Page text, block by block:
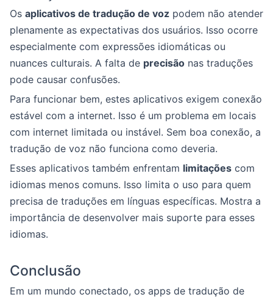
Os aplicativos de tradução de voz podem não atender
plenamente as expectativas dos usuários. Isso ocorre
especialmente com expressões idiomáticas ou
nuances culturais. A falta de precisão nas traduções
pode causar confusões.
Para funcionar bem, estes aplicativos exigem conexão
estável com a internet. Isso é um problema em locais
com internet limitada ou instável. Sem boa conexão, a
tradução de voz não funciona como deveria.
Esses aplicativos também enfrentam limitações com
idiomas menos comuns. Isso limita o uso para quem
precisa de traduções em línguas específicas. Mostra a
importância de desenvolver mais suporte para esses
idiomas.
Conclusão
Em um mundo conectado, os apps de tradução de